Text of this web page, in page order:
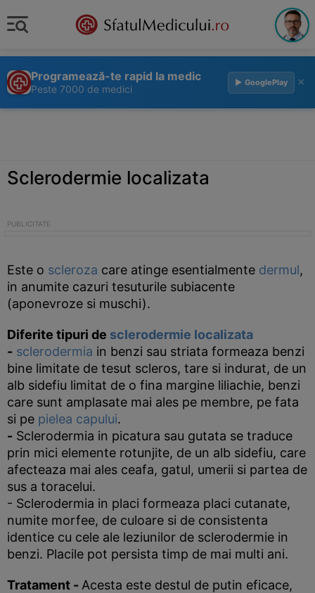
Programează-te rapid la medic
Peste 7000 de medici
▶ GooglePlay ×
Sclerodermie localizata
Este o scleroza care atinge esentialmente dermul,
in anumite cazuri tesuturile subiacente
(aponevroze si muschi).
Diferite tipuri de sclerodermie localizata
- sclerodermia in benzi sau striata formeaza benzi
bine limitate de tesut scleros, tare si indurat, de un
alb sidefiu limitat de o fina margine liliachie, benzi
care sunt amplasate mai ales pe membre, pe fata
si pe pielea capului.
- Sclerodermia in picatura sau gutata se traduce
prin mici elemente rotunjite, de un alb sidefiu, care
afecteaza mai ales ceafa, gatul, umerii si partea de
sus a toracelui.
- Sclerodermia in placi formeaza placi cutanate,
numite morfee, de culoare si de consistenta
identice cu cele ale leziunilor de sclerodermie in
benzi. Placile pot persista timp de mai multi ani.
Tratament - Acesta este destul de putin eficace,